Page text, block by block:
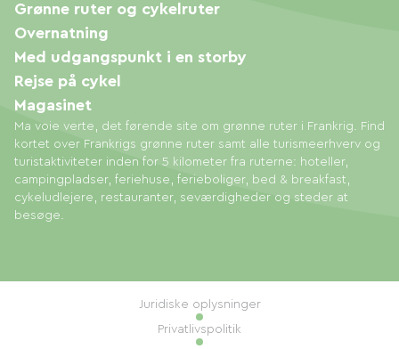
Ma voie verte, det førende site om grønne ruter i Frankrig. Find
kortet over Frankrigs grønne ruter samt alle turismeerhverv og
turistaktiviteter inden for 5 kilometer fra ruterne: hoteller,
campingpladser, feriehuse, ferieboliger, bed & breakfast,
cykeludlejere, restauranter, seværdigheder og steder at
besøge.
Grønne ruter og cykelruter
Overnatning
Med udgangspunkt i en storby
Rejse på cykel
Magasinet
Juridiske oplysninger
Privatlivspolitik